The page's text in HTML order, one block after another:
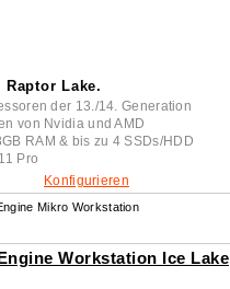
Raptor Lake.
der 13./14. Generation
von Nvidia und AMD
RAM & bis zu 4 SSDs/HDD
Pro
Konfigurieren
Mikro Workstation
Workstation Ice Lake